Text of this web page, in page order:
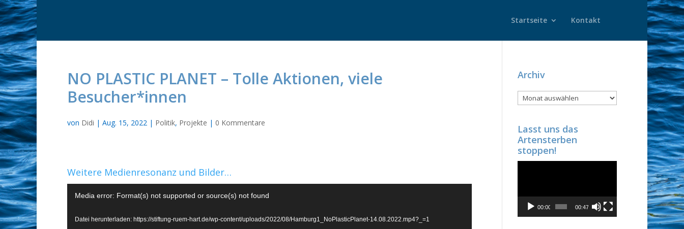
Startseite Kontakt
NO PLASTIC PLANET – Tolle Aktionen, viele
Besucher*innen
von Didi | Aug. 15, 2022 | Politik, Projekte | 0 Kommentare
Weitere Medienresonanz und Bilder…
Video-
Player
Media error: Format(s) not supported or source(s) not found
Datei herunterladen: https://stiftung-ruem-hart.de/wp-content/uploads/2022/08/Hamburg1_NoPlasticPlanet-14.08.2022.mp4?_=1
Archiv
Archiv
Lasst uns das
Artensterben
stoppen!
Player
00:00 00:47